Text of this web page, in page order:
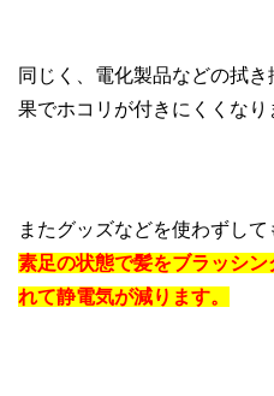
同じく、電化製品などの拭
果でホコリが付きにくくなり
またグッズなどを使わずして
素足の状態で髪をブラッシ
れて静電気が減ります。